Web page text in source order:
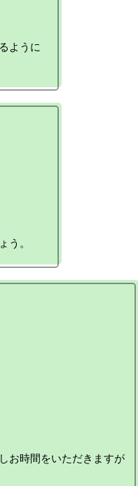
ように
お時間をいただきますが